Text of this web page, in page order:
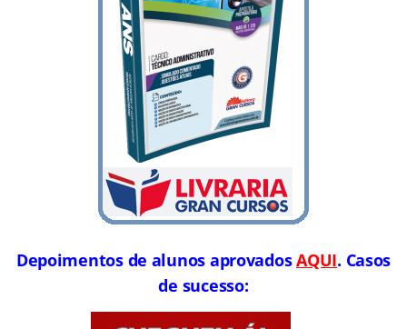
Depoimentos de alunos aprovadosAQUI. Casos
de sucesso: